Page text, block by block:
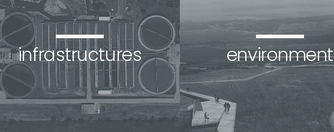
infrastructures environment